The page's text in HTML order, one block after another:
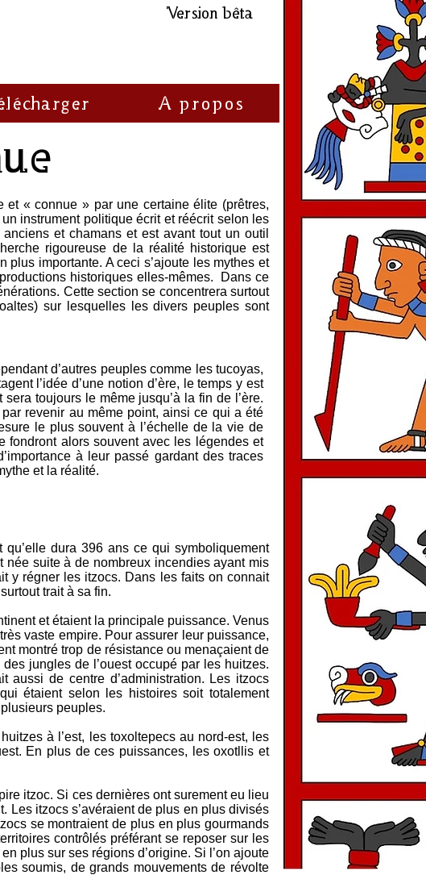
Version bêta
A propos
et « connue » par une certaine élite (prêtres,
instrument politique écrit et réécrit selon les
et chamans et est avant tout un outil
rigoureuse de la réalité historique est
importante. A ceci s’ajoute les mythes et
historiques elles-mêmes. Dans ce
Cette section se concentrera surtout
sur lesquelles les divers peuples sont
d’autres peuples comme les tucoyas,
l’idée d’une notion d’ère, le temps y est
toujours le même jusqu’à la fin de l’ère.
revenir au même point, ainsi ce qui a été
le plus souvent à l’échelle de la vie de
fondront alors souvent avec les légendes et
à leur passé gardant des traces
et la réalité.
dura 396 ans ce qui symboliquement
suite à de nombreux incendies ayant mis
y régner les itzocs. Dans les faits on connait
trait à sa fin.
et étaient la principale puissance. Venus
vaste empire. Pour assurer leur puissance,
montré trop de résistance ou menaçaient de
jungles de l’ouest occupé par les huitzes.
de centre d’administration. Les itzocs
étaient selon les histoires soit totalement
peuples.
à l’est, les toxoltepecs au nord-est, les
En plus de ces puissances, les oxotllis et
itzoc. Si ces dernières ont surement eu lieu
Les itzocs s’avéraient de plus en plus divisés
se montraient de plus en plus gourmands
contrôlés préférant se reposer sur les
plus sur ses régions d’origine. Si l’on ajoute
soumis, de grands mouvements de révolte